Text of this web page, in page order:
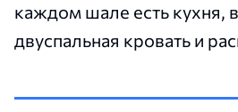
каждом шале есть кухня,
двуспальная кровать и